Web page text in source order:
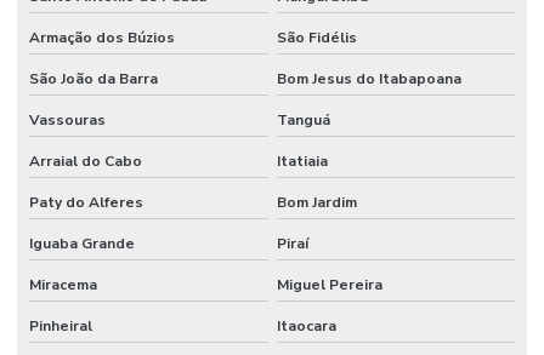
Armação dos Búzios São Fidélis
São João da Barra Bom Jesus do Itabapoana
Vassouras Tanguá
Arraial do Cabo Itatiaia
Paty do Alferes Bom Jardim
Iguaba Grande Piraí
Miracema Miguel Pereira
Pinheiral Itaocara